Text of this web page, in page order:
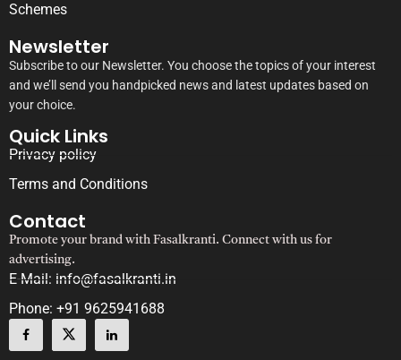
Schemes
Newsletter
Subscribe to our Newsletter. You choose the topics of your interest
and we’ll send you handpicked news and latest updates based on
your choice.
Quick Links
Privacy policy
Terms and Conditions
Contact
Promote your brand with Fasalkranti. Connect with us for
advertising.
E-Mail: info@fasalkranti.in
Phone: +91 9625941688